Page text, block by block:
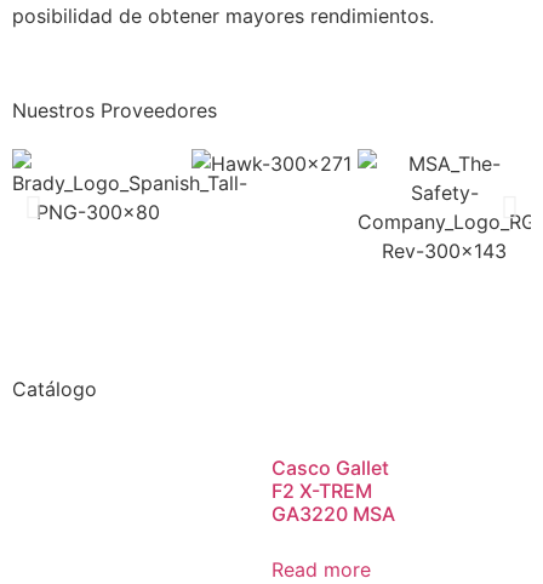
posibilidad de obtener mayores rendimientos.
Nuestros Proveedores
Catálogo
Casco Gallet
F2 X-TREM
GA3220 MSA
Read more